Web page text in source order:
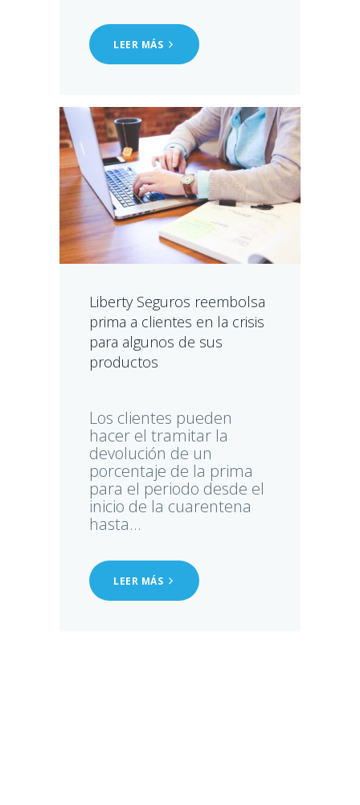
LEER MÁS
Liberty Seguros reembolsa
prima a clientes en la crisis
para algunos de sus
productos
Los clientes pueden
hacer el tramitar la
devolución de un
porcentaje de la prima
para el periodo desde el
inicio de la cuarentena
hasta...
LEER MÁS